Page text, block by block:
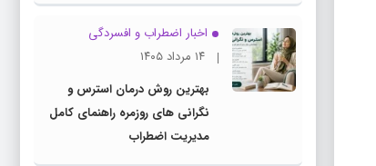
اخبار اضطراب و افسردگی
۱۴ مرداد ۱۴۰۵
بهترین روش درمان استرس و
نگرانی های روزمره راهنمای کامل
مدیریت اضطراب